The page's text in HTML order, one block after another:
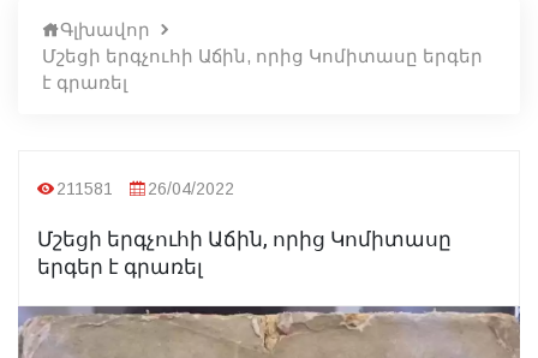
Գլխավոր
Մշեցի երգչուհի Աճին, որից Կոմիտասը երգեր
է գրառել
211581 26/04/2022
Մշեցի երգչուհի Աճին, որից Կոմիտասը
երգեր է գրառել